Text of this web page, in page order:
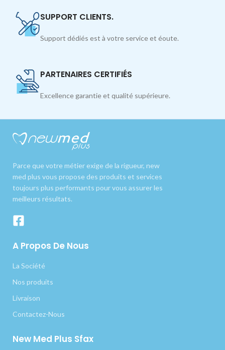
SUPPORT CLIENTS.
Support dédiés est à votre service et éoute.
PARTENAIRES CERTIFIÉS
Excellence garantie et qualité supérieure.
Parce que votre métier exige de la rigueur, new
med plus vous propose des produits et services
toujours plus performants pour vous assurer les
meilleurs résultats.
A Propos De Nous
La Société
Nos produits
Livraison
Contactez-Nous
New Med Plus Sfax